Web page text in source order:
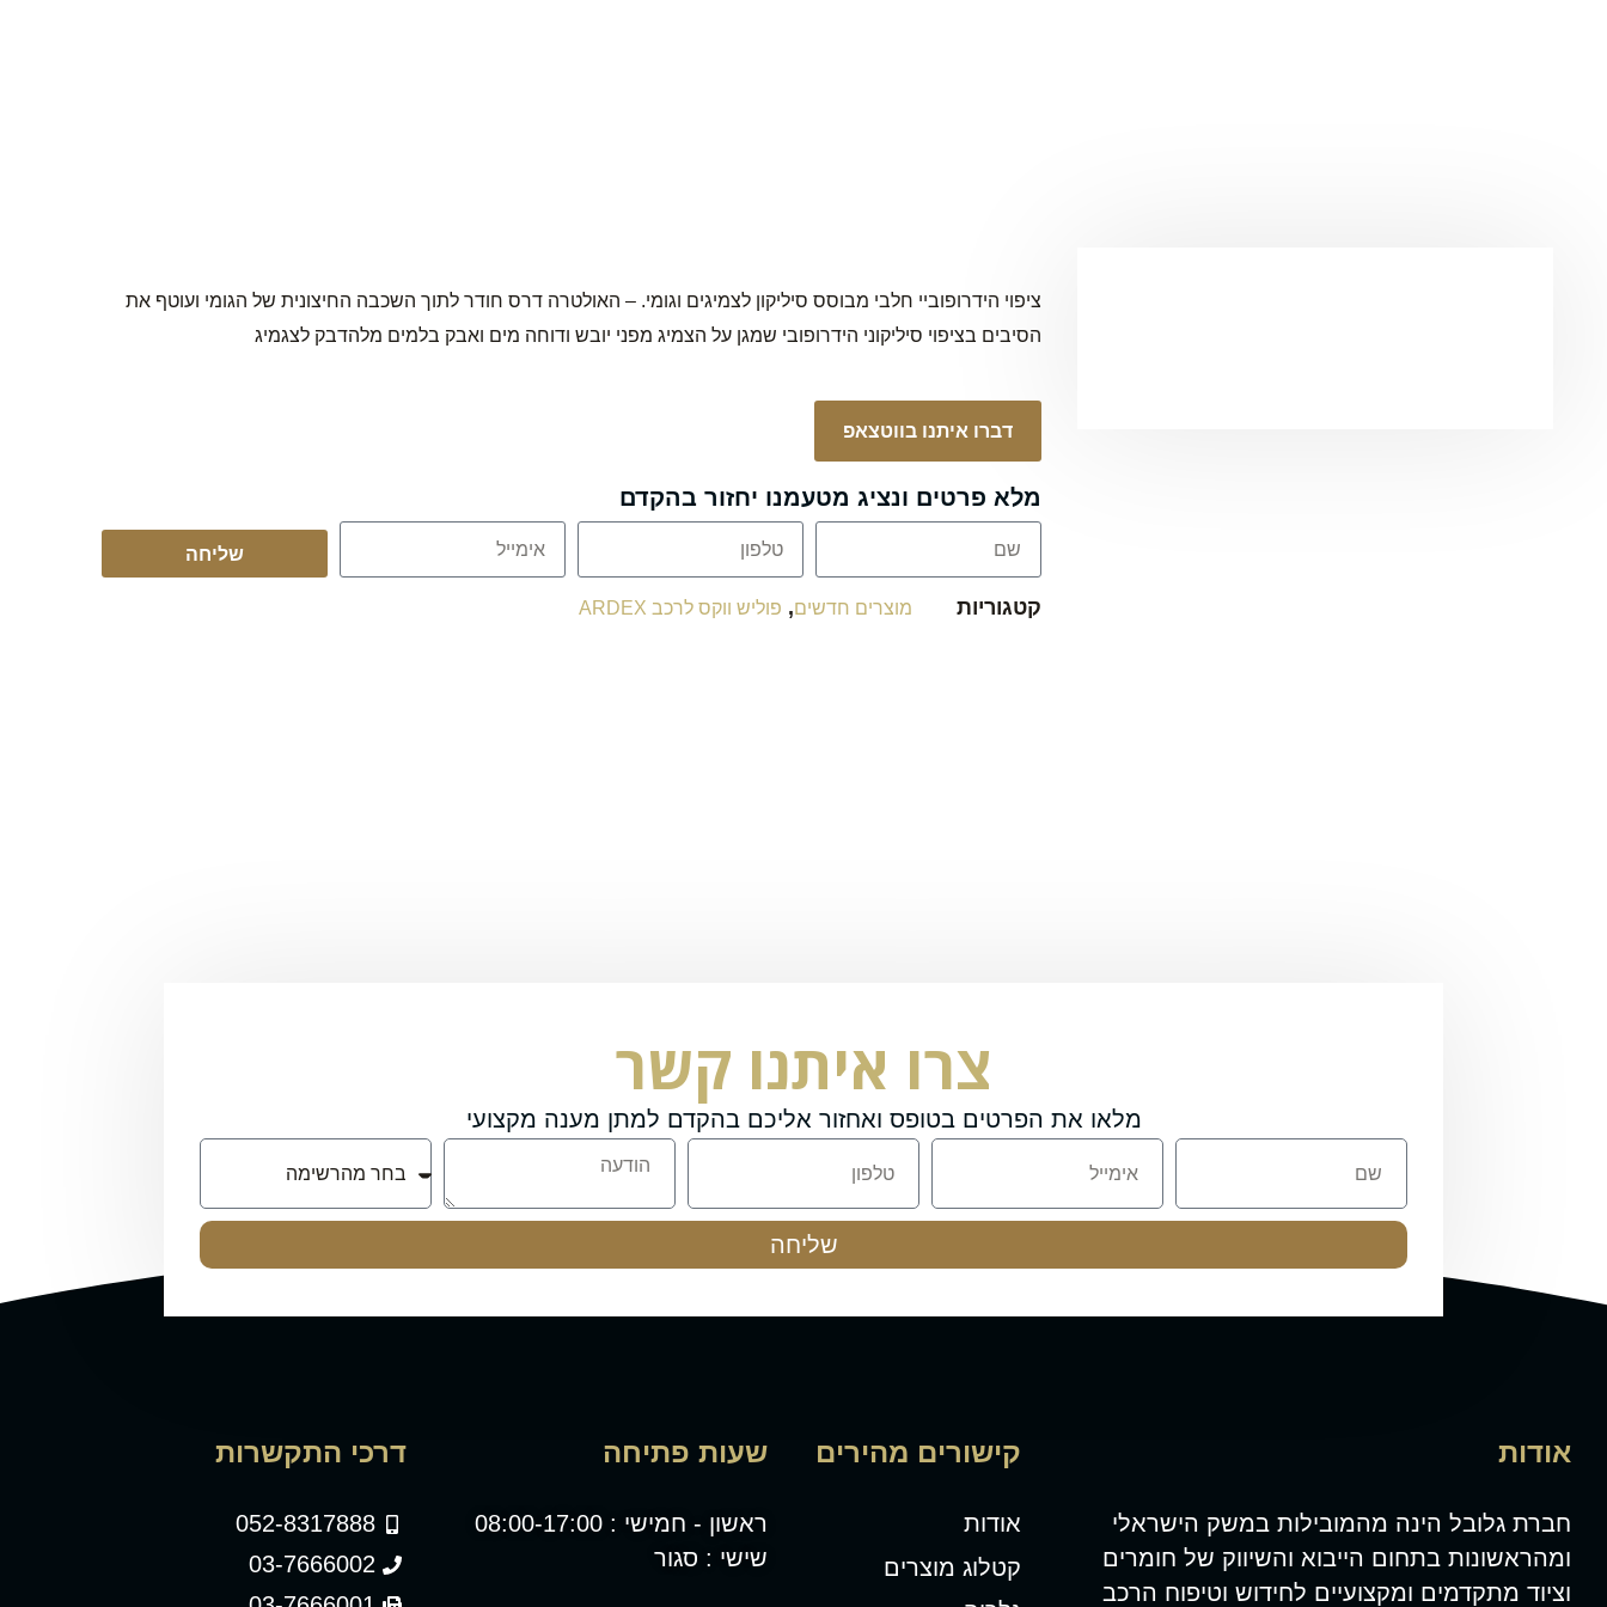
ציפוי הידרופוביי חלבי מבוסס סיליקון לצמיגים וגומי. – האולטרה דרס חודר לתוך השכבה החיצונית של הגומי ועוטף את
הסיבים בציפוי סיליקוני הידרופובי שמגן על הצמיג מפני יובש ודוחה מים ואבק בלמים מלהדבק לצגמיג
דברו איתנו בווטצאפ
מלא פרטים ונציג מטעמנו יחזור בהקדם
שליחה
קטגוריות מוצרים חדשים, פוליש ווקס לרכב ARDEX
צרו איתנו קשר
מלאו את הפרטים בטופס ואחזור אליכם בהקדם למתן מענה מקצועי
שליחה
אודות
חברת גלובל הינה מהמובילות במשק הישראלי
ומהראשונות בתחום הייבוא והשיווק של חומרים
וציוד מתקדמים ומקצועיים לחידוש וטיפוח הרכב
קישורים מהירים
אודות
קטלוג מוצרים
שעות פתיחה
ראשון - חמישי : 08:00-17:00
שישי : סגור
דרכי התקשרות
052-8317888
03-7666002